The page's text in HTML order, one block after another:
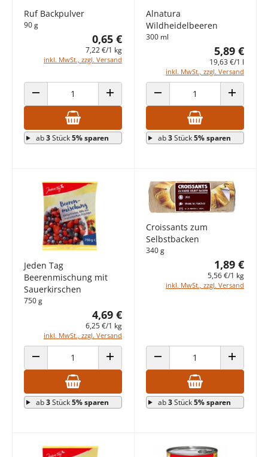
Ruf Backpulver
90 g
0,65 €
7,22 €/1 kg
inkl. MwSt., zzgl. Versand
ANZAHL VERRINGERN ANZAHL ERHÖHEN
ab3Stück5% sparen
Alnatura
Wildheidelbeeren
300 ml
5,89 €
19,63 €/1 l
inkl. MwSt., zzgl. Versand
ANZAHL VERRINGERN ANZAHL
ab3Stück5% sparen
Jeden Tag
Beerenmischung mit
Sauerkirschen
750 g
4,69 €
6,25 €/1 kg
inkl. MwSt., zzgl. Versand
ANZAHL VERRINGERN ANZAHL ERHÖHEN
ab3Stück5% sparen
Croissants zum
Selbstbacken
340 g
1,89 €
5,56 €/1 kg
inkl. MwSt., zzgl. Versand
ANZAHL VERRINGERN ANZAHL
ab3Stück5% sparen